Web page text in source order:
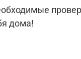
дома!